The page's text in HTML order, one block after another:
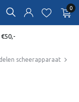
0
scheerapparaat